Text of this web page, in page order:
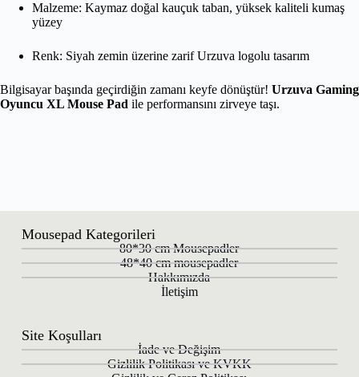
Malzeme: Kaymaz doğal kauçuk taban, yüksek kaliteli kumaş
yüzey
Renk: Siyah zemin üzerine zarif Urzuva logolu tasarım
Bilgisayar başında geçirdiğin zamanı keyfe dönüştür! Urzuva Gaming
Oyuncu XL Mouse Pad ile performansını zirveye taşı.
Mousepad Kategorileri
80*30 cm Mousepadler
48*40 cm mousepadler
Hakkımızda
İletişim
Site Koşulları
İade ve Değişim
Gizlilik Politikası ve KVKK